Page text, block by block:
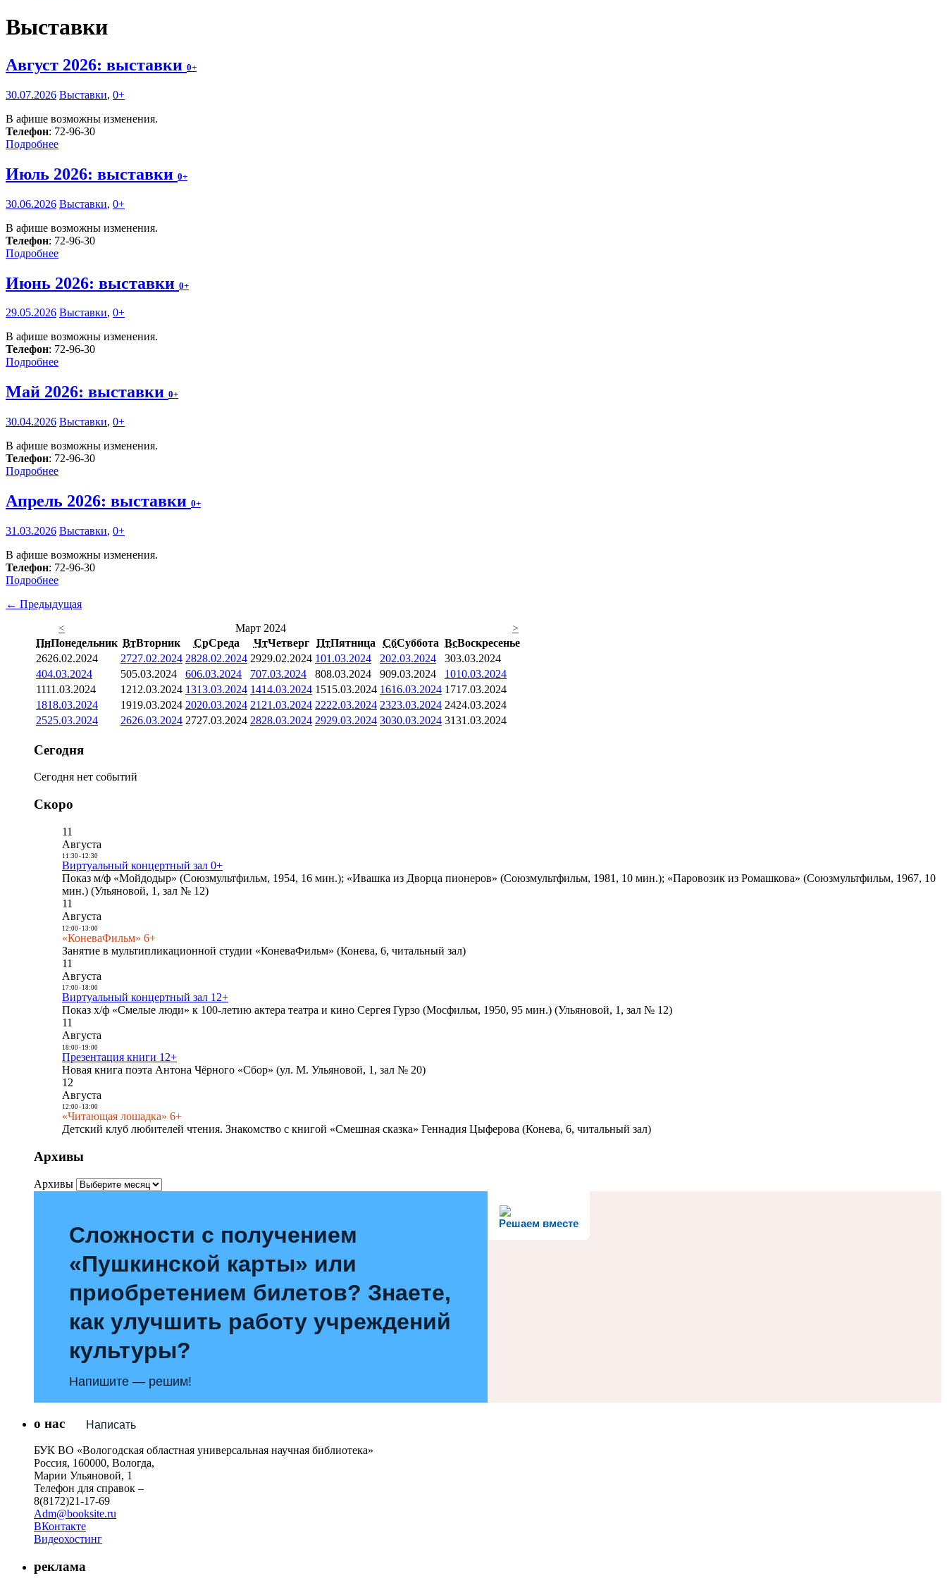
Выставки
Август 2026: выставки 0+
30.07.2026 Выставки, 0+
В афише возможны изменения.
Телефон: 72-96-30
Подробнее
Июль 2026: выставки 0+
30.06.2026 Выставки, 0+
В афише возможны изменения.
Телефон: 72-96-30
Подробнее
Июнь 2026: выставки 0+
29.05.2026 Выставки, 0+
В афише возможны изменения.
Телефон: 72-96-30
Подробнее
Май 2026: выставки 0+
30.04.2026 Выставки, 0+
В афише возможны изменения.
Телефон: 72-96-30
Подробнее
Апрель 2026: выставки 0+
31.03.2026 Выставки, 0+
В афише возможны изменения.
Телефон: 72-96-30
Подробнее
← Предыдущая
<
Март 2024
>
ПнПонедельник ВтВторник СрСреда ЧтЧетверг ПтПятница СбСуббота ВсВоскресенье
2626.02.2024 2727.02.2024 2828.02.2024 2929.02.2024 101.03.2024 202.03.2024 303.03.2024
404.03.2024 505.03.2024 606.03.2024 707.03.2024 808.03.2024 909.03.2024 1010.03.2024
1111.03.2024 1212.03.2024 1313.03.2024 1414.03.2024 1515.03.2024 1616.03.2024 1717.03.2024
1818.03.2024 1919.03.2024 2020.03.2024 21 21.03.2024 2222.03.2024 2323.03.2024 2424.03.2024
2525.03.2024 2626.03.2024 2727.03.2024 2828.03.2024 2929.03.2024 3030.03.2024 3131.03.2024
Сегодня
Сегодня нет событий
Скоро
11
Августа
11:30- 12:30
Виртуальный концертный зал 0+
Показ м/ф «Мойдодыр» (Союзмультфильм, 1954, 16 мин.); «Ивашка из Дворца пионеров» (Союзмультфильм, 1981, 10 мин.); «Паровозик из Ромашкова» (Союзмультфильм, 1967, 10
мин.) (Ульяновой, 1, зал № 12)
11
Августа
12:00- 13:00
«КоневаФильм» 6+
Занятие в мультипликационной студии «КоневаФильм» (Конева, 6, читальный зал)
11
Августа
17:00- 18:00
Виртуальный концертный зал 12+
Показ х/ф «Смелые люди» к 100-летию актера театра и кино Сергея Гурзо (Мосфильм, 1950, 95 мин.) (Ульяновой, 1, зал № 12)
11
Августа
18:00- 19:00
Презентация книги 12+
Новая книга поэта Антона Чёрного «Сбор» (ул. М. Ульяновой, 1, зал № 20)
12
Августа
12:00- 13:00
«Читающая лошадка» 6+
Детский клуб любителей чтения. Знакомство с книгой «Смешная сказка» Геннадия Цыферова (Конева, 6, читальный зал)
Архивы
Архивы
Решаем вместе
Сложности с получением
«Пушкинской карты» или
приобретением билетов? Знаете,
как улучшить работу учреждений
культуры?
Напишите — решим!
Написать
о нас
БУК ВО «Вологодская областная универсальная научная библиотека»
Россия, 160000, Вологда,
Марии Ульяновой, 1
Телефон для справок –
8(8172)21-17-69
Adm@booksite.ru
ВКонтакте
Видеохостинг
реклама